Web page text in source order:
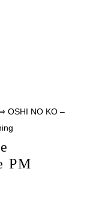
OSHI NO KO –
PM